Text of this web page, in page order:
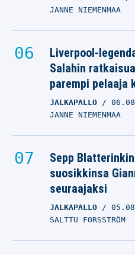
JANNE NIEMENMAA
Liverpool-
Salahin
parempi pelaaja
JALKAPALLO
JANNE NIEMENMAA
Sepp
suosikkinsa
seuraajaksi
JALKAPALLO
SALTTU FORSSTRÖM